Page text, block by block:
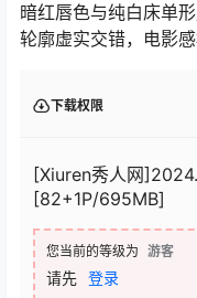
暗红唇色与纯白床单
轮廓虚实交错，电影
下载权限
[Xiuren秀人网
[82+1P/695MB]
您当前的等级为 游客
请先 登录